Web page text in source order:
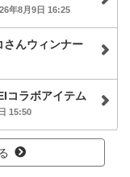
年8月9日 16:25
さんウィンナー
コラボアイテム
15:50